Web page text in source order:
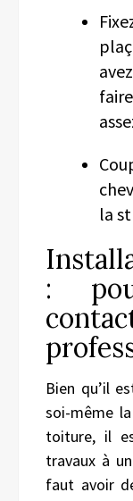
la
:
Bien qu’il
soi-même
toiture, il
travaux à
faut avoir